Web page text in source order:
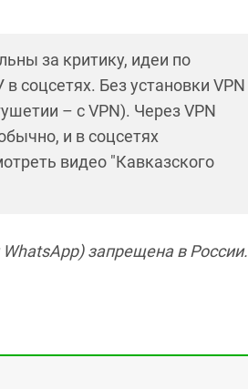
за критику, идеи по
соцсетях. Без установки VPN
– с VPN). Через VPN
и в соцсетях
видео "Кавказского
запрещена в России.